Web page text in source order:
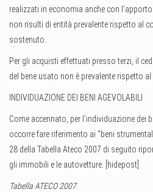
realizzati in economia anche con
non risulti di entità prevalente rispetto al
sostenuto.
Per gli acquisti effettuati presso terzi, il
del bene usato non è prevalente rispetto
INDIVIDUAZIONE DEI BENI AGEVOLABILI
Come accennato, per l’individuazione dei
occorre fare riferimento ai “beni
28 della Tabella Ateco 2007 di seguito
gli immobili e le autovetture. [hidepost]
Tabella ATECO 2007